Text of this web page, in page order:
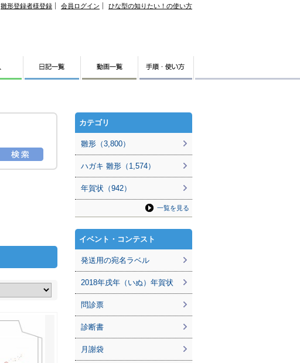
雛形登録者様登録 会員ログイン ひな型の知りたい！の使い方
カテゴリ
雛形（3,800）
ハガキ 雛形（1,574）
年賀状（942）
一覧を見る
イベント・コンテスト
発送用の宛名ラベル
2018年戌年（いぬ）年賀状
問診票
診断書
月謝袋